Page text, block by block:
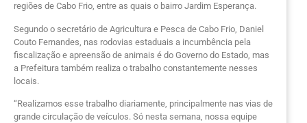
regiões de Cabo Frio, entre as quais o bairro Jardim Esperança.
Segundo o secretário de Agricultura e Pesca de Cabo Frio, Daniel
Couto Fernandes, nas rodovias estaduais a incumbência pela
fiscalização e apreensão de animais é do Governo do Estado, mas
a Prefeitura também realiza o trabalho constantemente nesses
locais.
“Realizamos esse trabalho diariamente, principalmente nas vias de
grande circulação de veículos. Só nesta semana, nossa equipe